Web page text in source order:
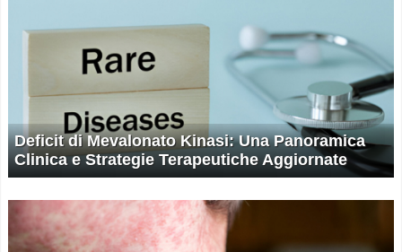
Deficit di Mevalonato Kinasi: Una Panoramica
Clinica e Strategie Terapeutiche Aggiornate